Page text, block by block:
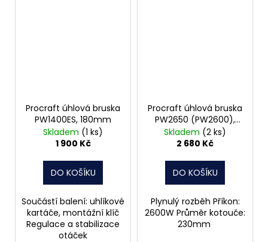
Procraft úhlová bruska
PW1400ES, 180mm
Skladem (1 ks)
1 900 Kč
DO KOŠÍKU
Součástí balení: uhlíkové
kartáče, montážní klíč
Regulace a stabilizace
otáček
Procraft úhlová bruska
PW2650 (PW2600),
230mm
Skladem (2 ks)
2 680 Kč
DO KOŠÍKU
Plynulý rozběh Příkon:
2600W Průměr kotouče:
230mm